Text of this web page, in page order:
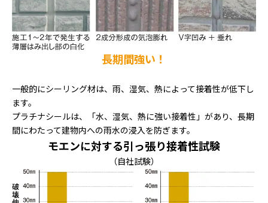
長期間強い！
一般的にシーリング材は、雨、湿気、熱によって接着性が低下し
ます。
プラチナシールは、「水、湿気、熱に強い接着性」があり、長期
間にわたって建物内への雨水の浸入を防ぎます。
モエンに対する引っ張り接着性試験
（自社試験）